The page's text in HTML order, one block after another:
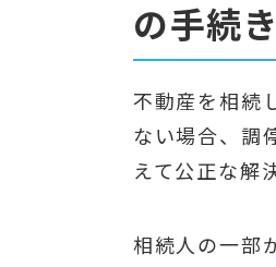
の手続き
不動産を相続
ない場合、調
えて公正な解
相続人の一部